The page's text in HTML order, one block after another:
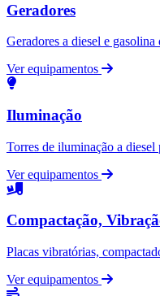
Geradores
Geradores a diesel e
Ver equipamentos
Iluminação
Torres de iluminação a diesel
Ver equipamentos
Compactação,
Placas vibratórias,
Ver equipamentos